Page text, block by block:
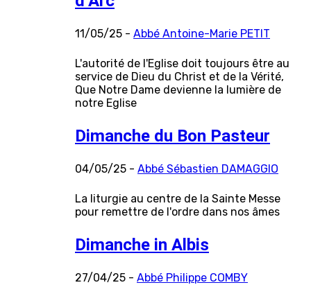
11/05/25 - Abbé Antoine-Marie PETIT
L'autorité de l'Eglise doit toujours être au
service de Dieu du Christ et de la Vérité,
Que Notre Dame devienne la lumière de
notre Eglise
Dimanche du Bon Pasteur
04/05/25 - Abbé Sébastien DAMAGGIO
La liturgie au centre de la Sainte Messe
pour remettre de l'ordre dans nos âmes
Dimanche in Albis
27/04/25 - Abbé Philippe COMBY